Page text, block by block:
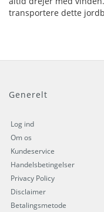
transportere dette
Generelt
Log ind
Om os
Kundeservice
Handelsbetingelser
Privacy Policy
Disclaimer
Betalingsmetode